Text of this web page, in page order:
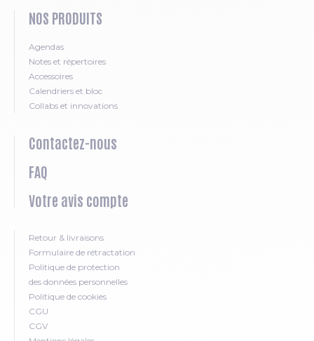
NOS PRODUITS
Agendas
Notes et répertoires
Accessoires
Calendriers et bloc
Collabs et innovations
Contactez-nous
FAQ
Votre avis compte
Retour & livraisons
Formulaire de rétractation
Politique de protection
des données personnelles
Politique de cookies
CGU
CGV